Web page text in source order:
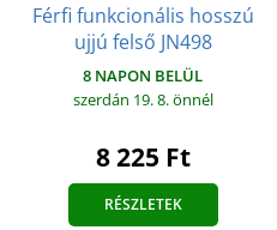
Férfi funkcionális hosszú
ujjú felső JN498
8 NAPON BELÜL
szerdán 19. 8.önnél
8 225 Ft
RÉSZLETEK